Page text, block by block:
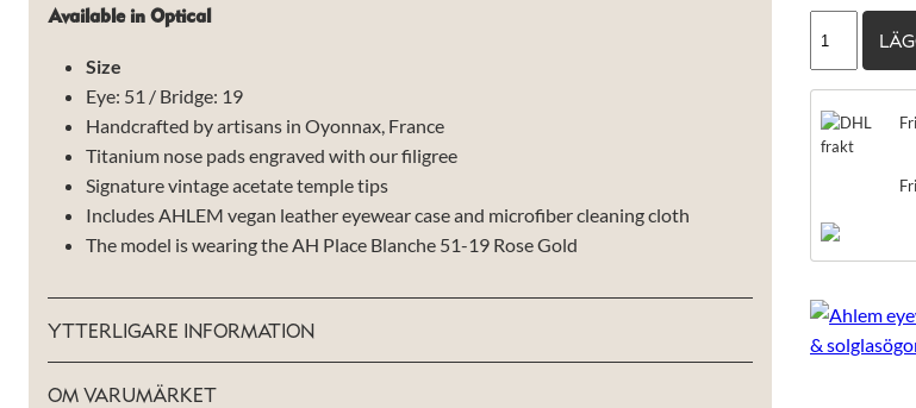
Place
Blanche
mängd
Fri
Available in Optical
Size
Eye: 51 / Bridge: 19
Handcrafted by artisans in Oyonnax, France
Titanium nose pads engraved with our filigree
Signature vintage acetate temple tips
Includes AHLEM vegan leather eyewear case and microfiber cleaning cloth
The model is wearing the AH Place Blanche 51-19 Rose Gold
YTTERLIGARE INFORMATION
OM VARUMÄRKET
Nödvändiga
Dessa kakor
går inte att